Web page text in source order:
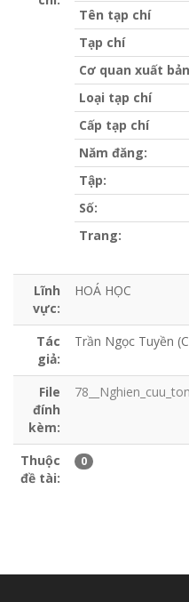
Tên tạp chí
Tạp chí
Cơ quan xuất bản
Loại tạp chí
Cấp tạp chí
Năm đăng:
Tập:
Số:
Trang:
Lĩnh
vực:
HOÁ HỌC
Tác
giả:
Trần Ngọc Tuyền
File
đính
kèm:
Thuộc
đề tài:
0